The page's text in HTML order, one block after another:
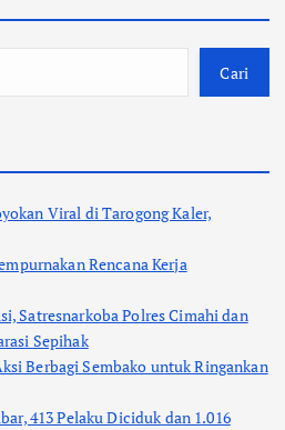
Cari
Viral di Tarogong Kaler,
Rencana Kerja
Satresnarkoba Polres Cimahi dan
Sepihak
Berbagi Sembako untuk Ringankan
413 Pelaku Diciduk dan 1.016